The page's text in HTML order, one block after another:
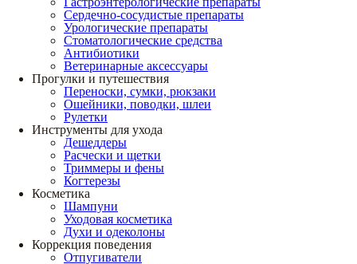
Сердечно-сосудистые препараты
Урологические препараты
Стоматологические средства
Антибиотики
Ветеринарные аксессуары
Прогулки и путешествия
Переноски, сумки, рюкзаки
Ошейники, поводки, шлеи
Рулетки
Инструменты для ухода
Дешеддеры
Расчески и щетки
Триммеры и фены
Когтерезы
Косметика
Шампуни
Уходовая косметика
Духи и одеколоны
Коррекция поведения
Отпугиватели